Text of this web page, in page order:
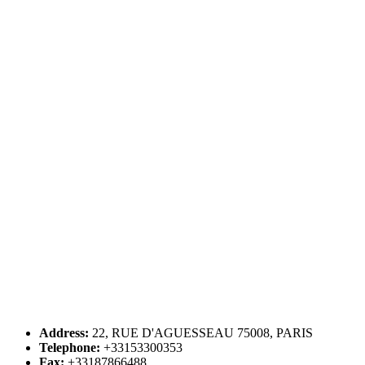
Address: 22, RUE D'AGUESSEAU 75008, PARIS
Telephone: +33153300353
Fax: +33187866488